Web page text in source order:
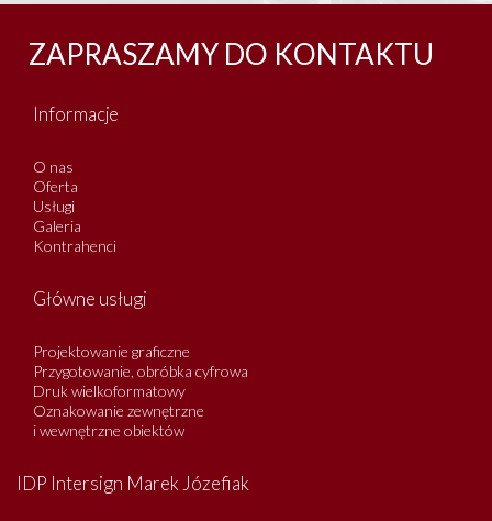
ZAPRASZAMY DO KONTAKTU
Informacje
O nas
Oferta
Usługi
Galeria
Kontrahenci
Główne usługi
Projektowanie graficzne
Przygotowanie, obróbka cyfrowa
Druk wielkoformatowy
Oznakowanie zewnętrzne
i wewnętrzne obiektów
IDP Intersign Marek Józefiak